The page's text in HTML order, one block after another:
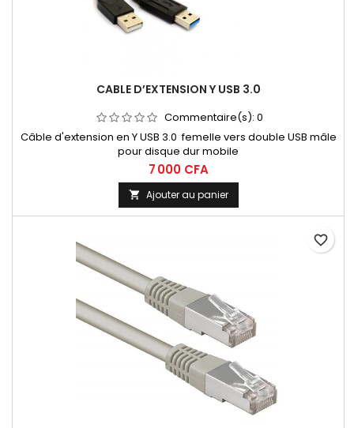
CABLE D’EXTENSION Y USB 3.0
Commentaire(s): 0
Câble d'extension en Y USB 3.0 femelle vers double USB mâle
pour disque dur mobile
7 000 CFA
 Ajouter au panier
favorite_border